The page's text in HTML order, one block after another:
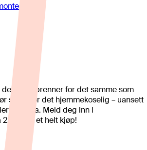
som brenner for det samme som
som gjør det hjemmekoselig – uansett
på hytta. Meld deg inn i
på et helt kjøp!